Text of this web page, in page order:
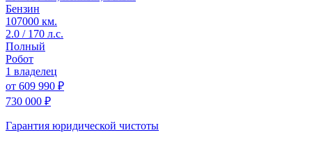
Бензин
107000 км.
2.0 / 170 л.с.
Полный
Робот
1 владелец
от 609 990 ₽
730 000 ₽
Гарантия юридической чистоты